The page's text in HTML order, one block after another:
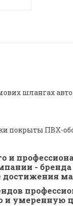
шлангах
покрыты ПВХ-
и
- бренда
и умеренную